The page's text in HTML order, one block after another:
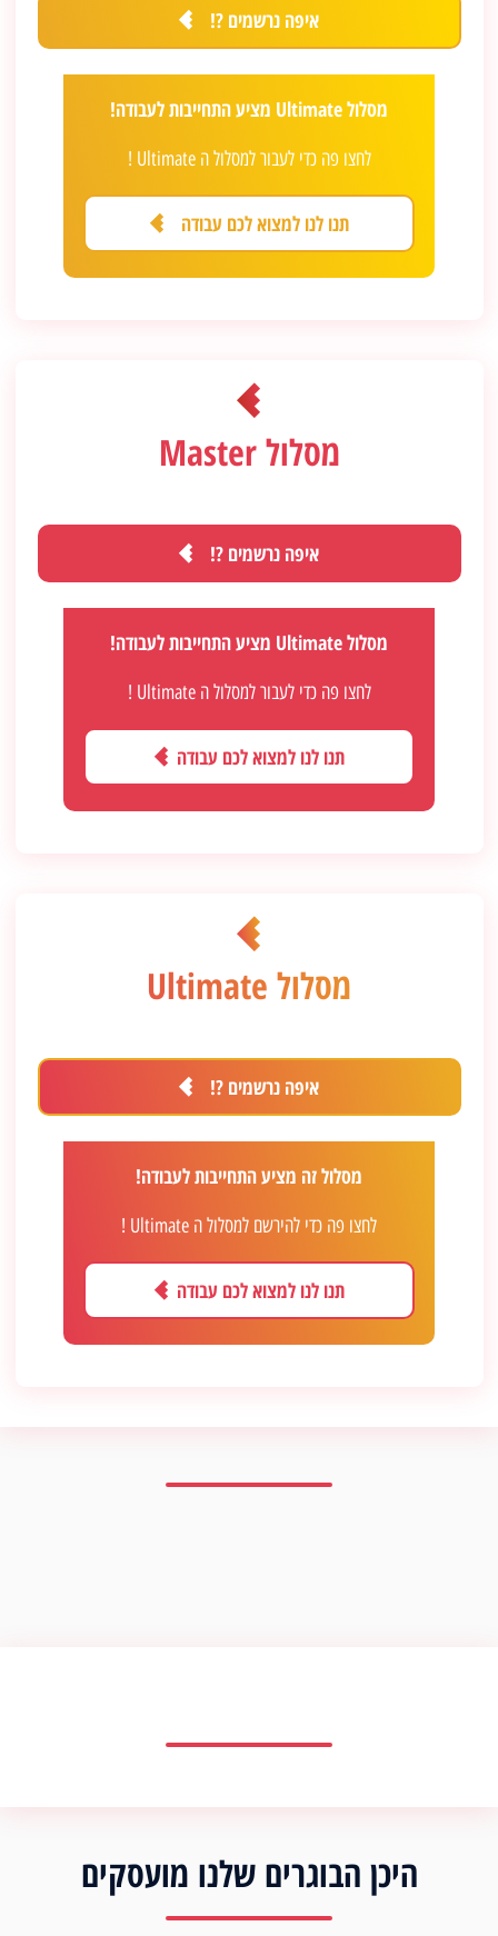
מסלול Ultimate מציע התחייבות לעבודה!
לחצו פה כדי לעבור למסלול ה Ultimate !
תנו לנו למצוא לכם עבודה
איפה נרשמים ?!
מסלול Ultimate מציע התחייבות לעבודה!
לחצו פה כדי לעבור למסלול ה Ultimate !
תנו לנו למצוא לכם עבודה
מסלול Master
איפה נרשמים ?!
מסלול זה מציע התחייבות לעבודה!
לחצו פה כדי להירשם למסלול ה Ultimate !
תנו לנו למצוא לכם עבודה
מסלול Ultimate
איפה נרשמים ?!
היכן הבוגרים שלנו מועסקים